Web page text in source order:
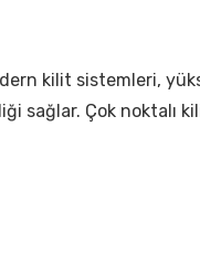
kilit sistemleri,
sağlar. Çok noktalı